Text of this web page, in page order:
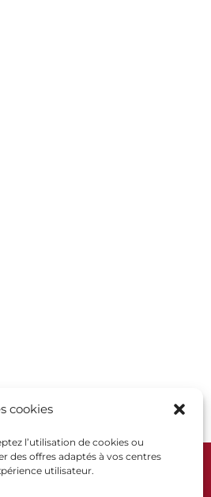
cookies
l’utilisation de cookies ou
des offres adaptés à vos centres
utilisateur.